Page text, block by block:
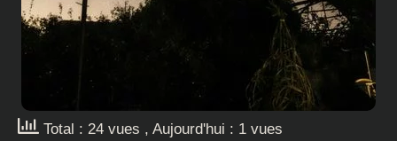
Total : 24 vues , Aujourd'hui : 1 vues